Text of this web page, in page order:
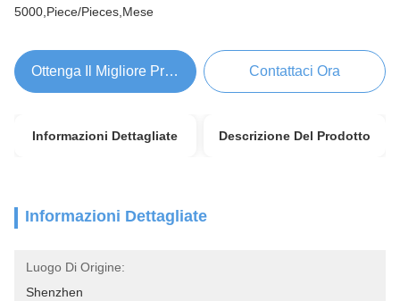
5000,Piece/Pieces,Mese
Ottenga Il Migliore Prezzo Contattaci Ora
Informazioni Dettagliate Descrizione Del Prodotto
Informazioni Dettagliate
Luogo Di Origine:
Shenzhen